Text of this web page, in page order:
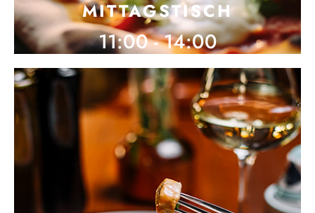
MITTAGSTISCH
11:00 - 14:00